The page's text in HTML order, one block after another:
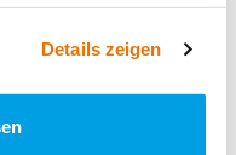
Details zeigen